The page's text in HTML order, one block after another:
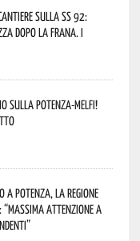
sulla SS 92:
dopo la frana. I
sulla Potenza-Melfi!
Potenza, la Regione
attenzione a